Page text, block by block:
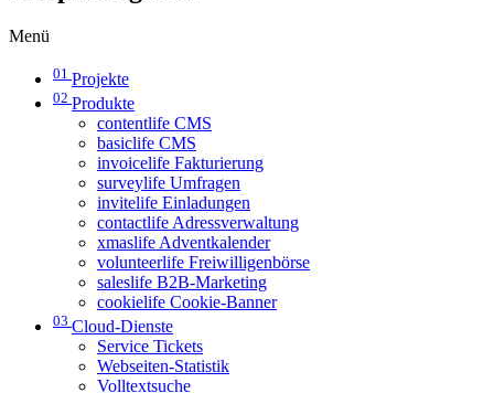
Menü
01 Projekte
02 Produkte
contentlife CMS
basiclife CMS
invoicelife Fakturierung
surveylife Umfragen
invitelife Einladungen
contactlife Adressverwaltung
xmaslife Adventkalender
volunteerlife Freiwilligenbörse
saleslife B2B-Marketing
cookielife Cookie-Banner
03 Cloud-Dienste
Service Tickets
Webseiten-Statistik
Volltextsuche